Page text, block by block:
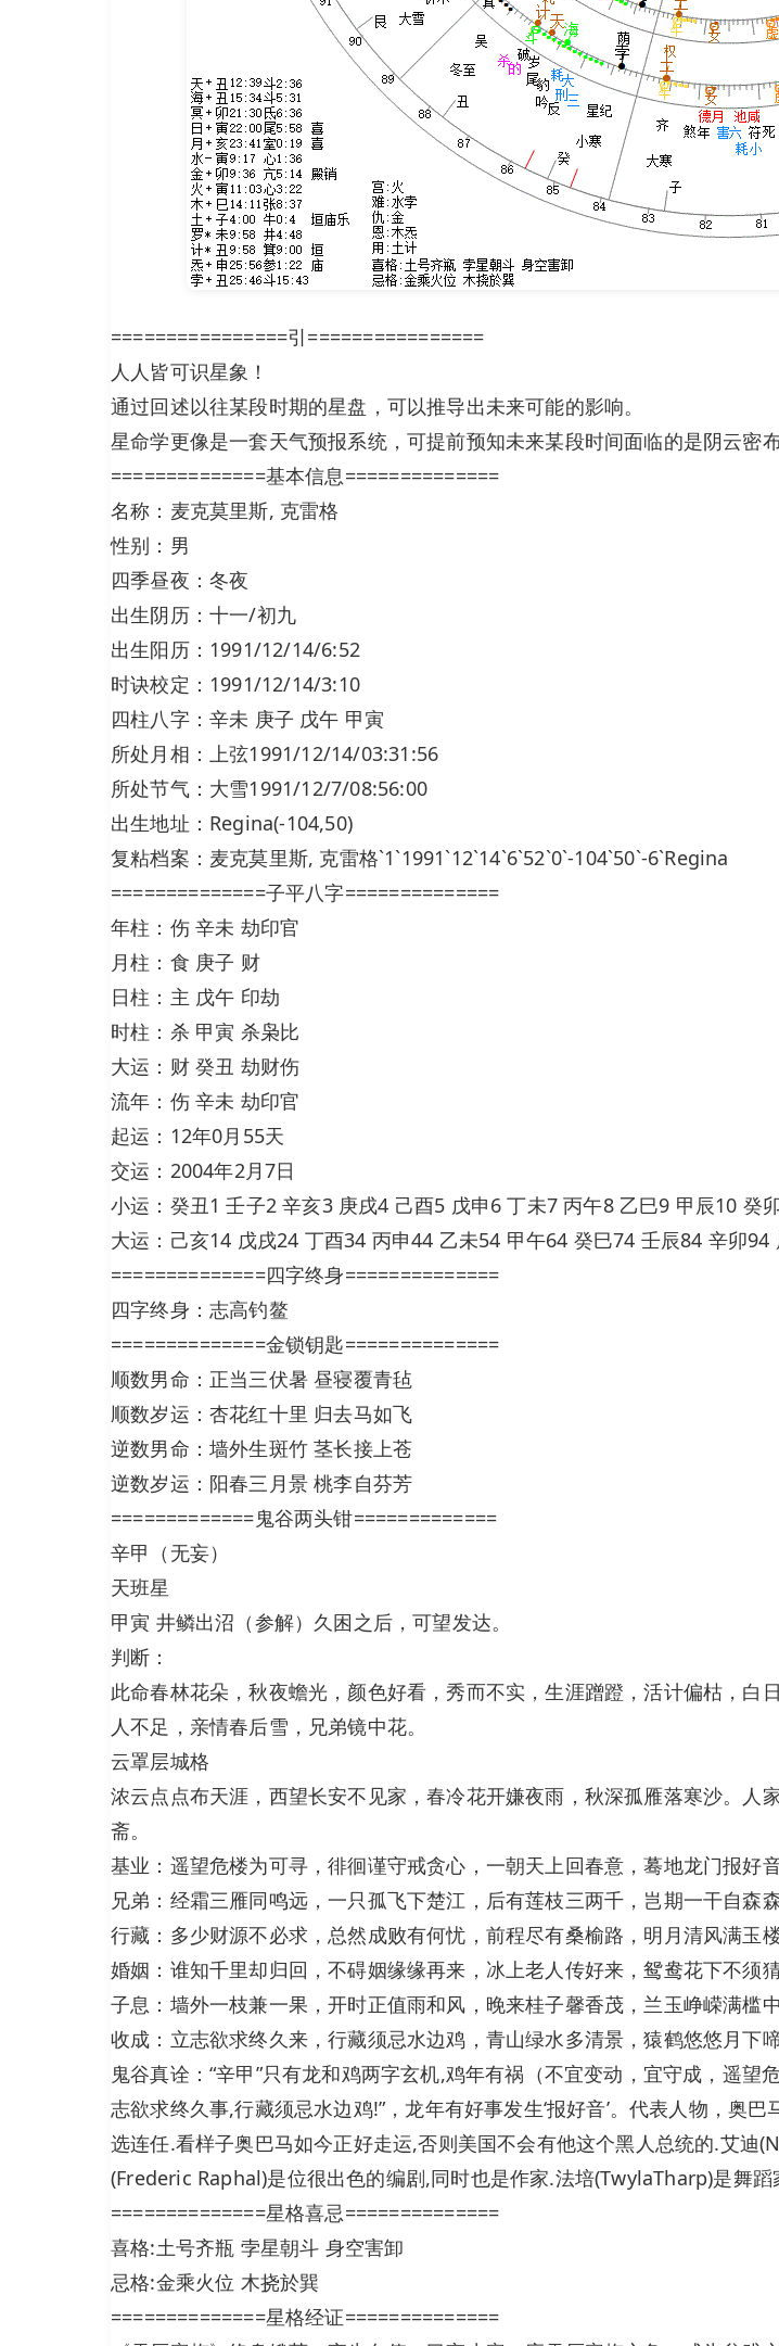
================引================
人人皆可识星象！
通过回述以往某段时期的星盘，可以推导出未来可能的影响。
星命学更像是一套天气预报系统，可提前预知未来某段时间面临的是阴云密布
==============基本信息==============
名称：麦克莫里斯, 克雷格
性别：男
四季昼夜：冬夜
出生阴历：十一/初九
出生阳历：1991/12/14/6:52
时诀校定：1991/12/14/3:10
四柱八字：辛未 庚子 戊午 甲寅
所处月相：上弦1991/12/14/03:31:56
所处节气：大雪1991/12/7/08:56:00
出生地址：Regina(-104,50)
复粘档案：麦克莫里斯, 克雷格`1`1991`12`14`6`52`0`-104`50`-6`Regina
==============子平八字==============
年柱：伤 辛未 劫印官
月柱：食 庚子 财
日柱：主 戊午 印劫
时柱：杀 甲寅 杀枭比
大运：财 癸丑 劫财伤
流年：伤 辛未 劫印官
起运：12年0月55天
交运：2004年2月7日
小运：癸丑1 壬子2 辛亥3 庚戌4 己酉5 戊申6 丁未7 丙午8 乙巳9 甲辰10 癸
大运：己亥14 戊戌24 丁酉34 丙申44 乙未54 甲午64 癸巳74 壬辰84 辛卯94
==============四字终身==============
四字终身：志高钓鳌
==============金锁钥匙==============
顺数男命：正当三伏暑 昼寝覆青毡
顺数岁运：杏花红十里 归去马如飞
逆数男命：墙外生斑竹 茎长接上苍
逆数岁运：阳春三月景 桃李自芬芳
=============鬼谷两头钳=============
辛甲（无妄）
天班星
甲寅 井鳞出沼（参解）久困之后，可望发达。
判断：
此命春林花朵，秋夜蟾光，颜色好看，秀而不实，生涯蹭蹬，活计偏枯，
人不足，亲情春后雪，兄弟镜中花。
云罩层城格
浓云点点布天涯，西望长安不见家，春冷花开嫌夜雨，秋深孤雁落寒沙。
斋。
基业：遥望危楼为可寻，徘徊谨守戒贪心，一朝天上回春意，蓦地龙门报好音
兄弟：经霜三雁同鸣远，一只孤飞下楚江，后有莲枝三两千，岂期一干自森森
行藏：多少财源不必求，总然成败有何忧，前程尽有桑榆路，明月清风满玉楼
婚姻：谁知千里却归回，不碍姻缘缘再来，冰上老人传好来，鸳鸯花下不须猜
子息：墙外一枝兼一果，开时正值雨和风，晚来桂子馨香茂，兰玉峥嵘满槛中
收成：立志欲求终久来，行藏须忌水边鸡，青山绿水多清景，猿鹤悠悠月下啼
鬼谷真诠：“辛甲”只有龙和鸡两字玄机,鸡年有祸（不宜变动，宜守成，遥
志欲求终久事,行藏须忌水边鸡!”，龙年有好事发生‘报好音’。代表人物，奥
选连任.看样子奥巴马如今正好走运,否则美国不会有他这个黑人总统的.艾
(Frederic Raphal)是位很出色的编剧,同时也是作家.法培(TwylaTharp)是舞蹈
==============星格喜忌==============
喜格:土号齐瓶 孛星朝斗 身空害卸
忌格:金乘火位 木挠於巽
==============星格经证==============